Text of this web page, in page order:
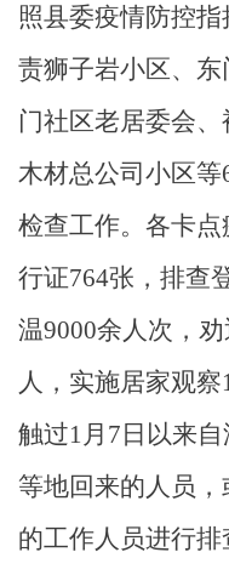
照县委疫情防控
责狮子岩小区、
门社区老居委会
木材总公司小区等
检查工作。 各卡点
行证764张，排查
温9000余人次，
人，实施居家观察
触过1月 7 日以来
等地回来的人员
的工作人员进行排